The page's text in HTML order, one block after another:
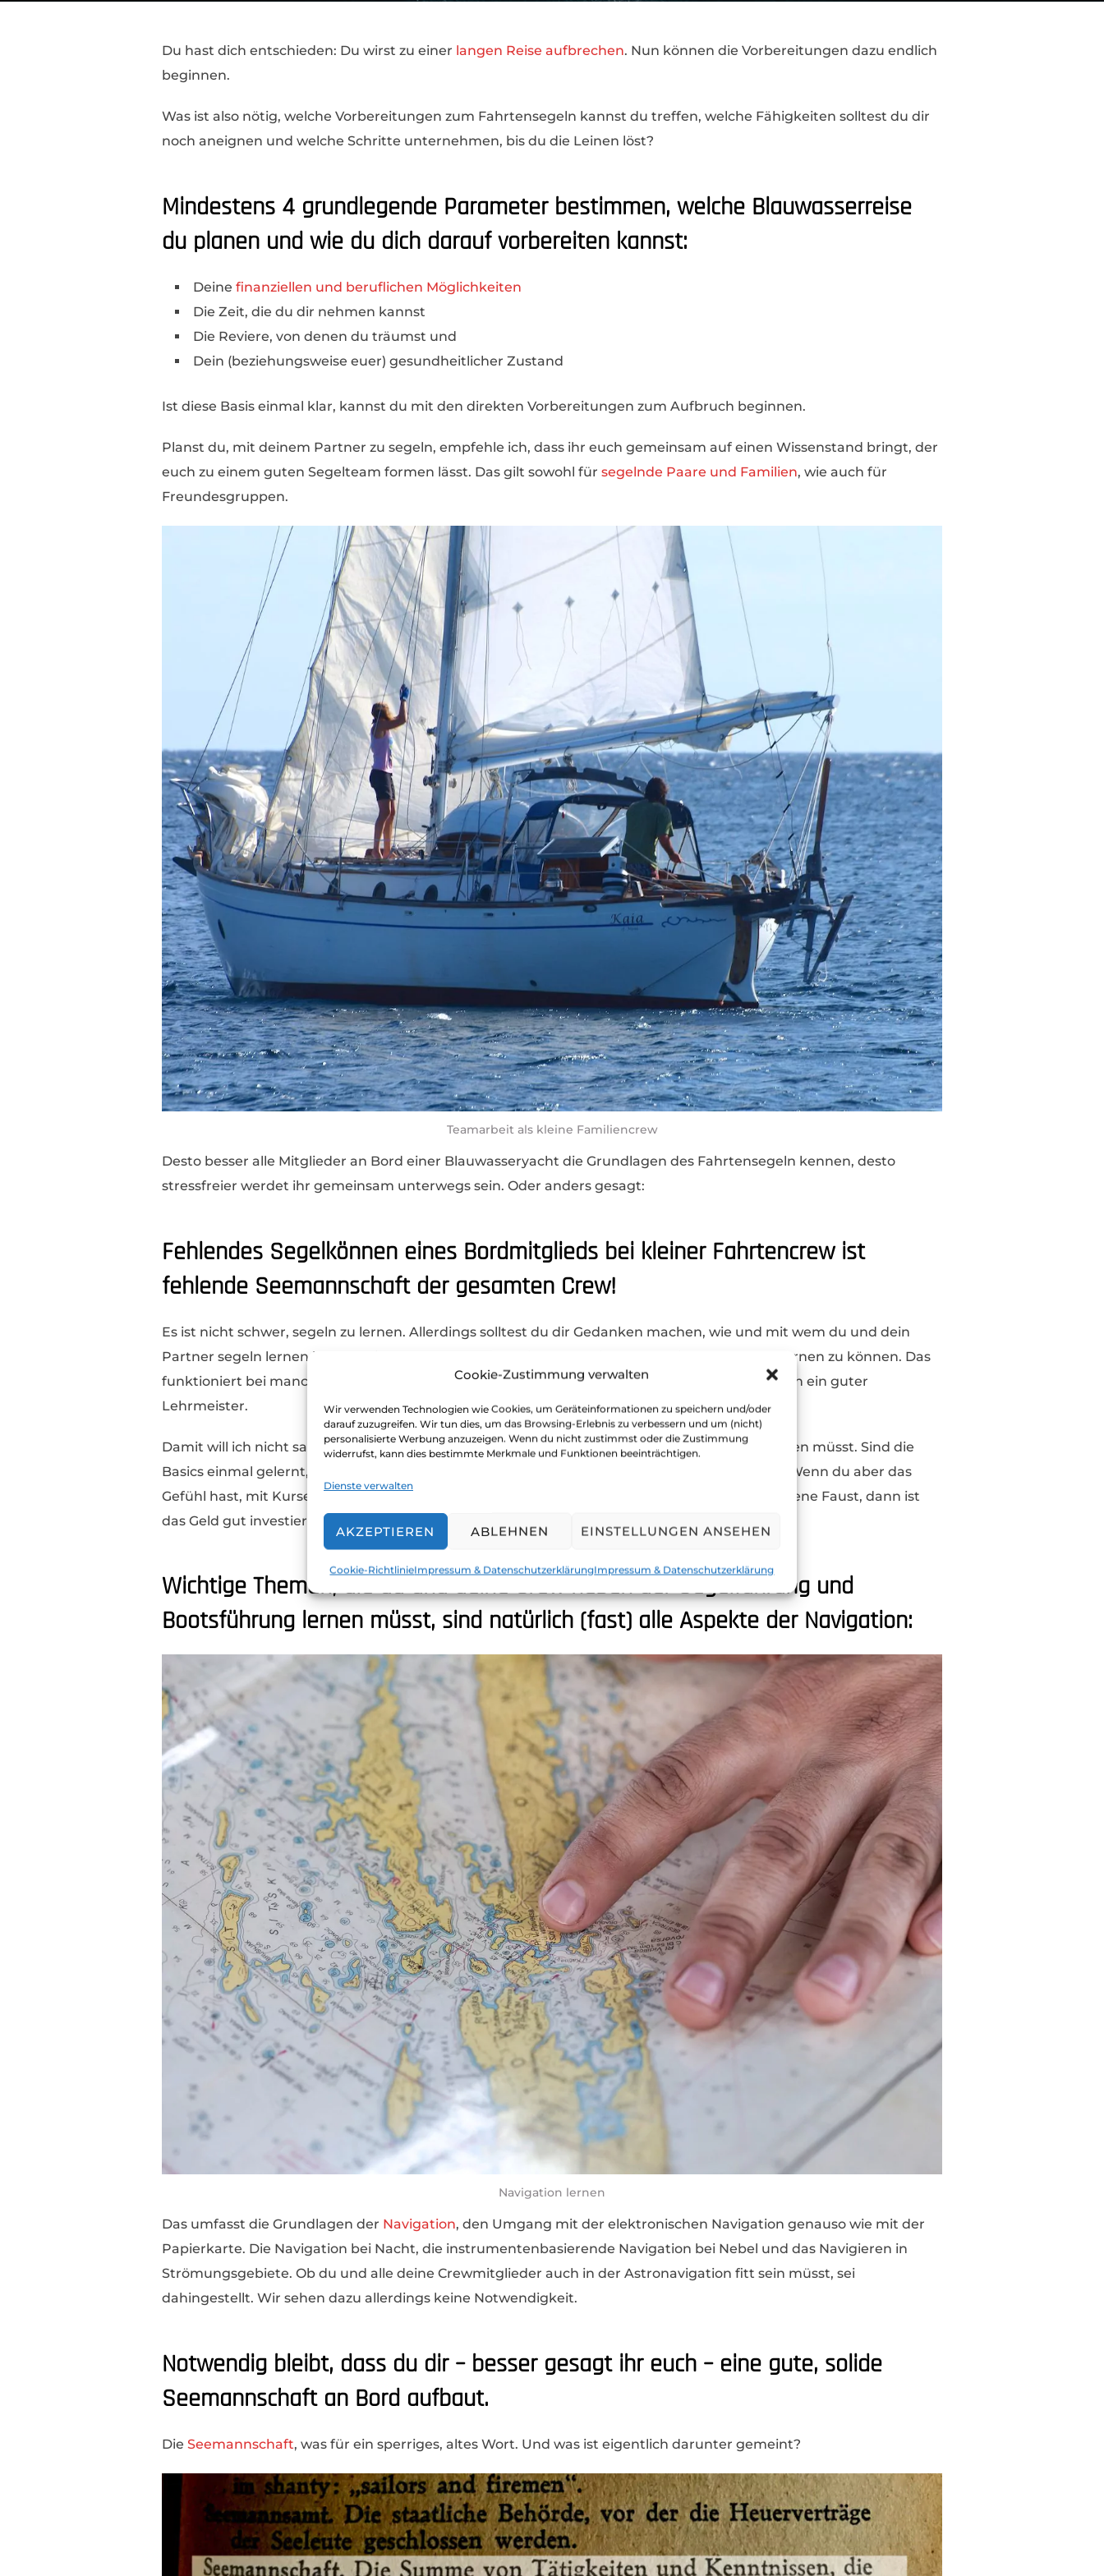
Cookie-Zustimmung verwalten
Wir verwenden Technologien wie Cookies, um Geräteinformationen zu speichern und/oder
darauf zuzugreifen. Wir tun dies, um das Browsing-Erlebnis zu verbessern und um (nicht)
personalisierte Werbung anzuzeigen. Wenn du nicht zustimmst oder die Zustimmung
widerrufst, kann dies bestimmte Merkmale und Funktionen beeinträchtigen.
Dienste verwalten
AKZEPTIEREN ABLEHNEN EINSTELLUNGEN ANSEHEN
Cookie-RichtlinieImpressum & DatenschutzerklärungImpressum & Datenschutzerklärung
Du hast dich entschieden: Du wirst zu einer langen Reise aufbrechen. Nun können die Vorbereitungen dazu endlich
beginnen.
Was ist also nötig, welche Vorbereitungen zum Fahrtensegeln kannst du treffen, welche Fähigkeiten solltest du dir
noch aneignen und welche Schritte unternehmen, bis du die Leinen löst?
Mindestens 4 grundlegende Parameter bestimmen, welche Blauwasserreise
du planen und wie du dich darauf vorbereiten kannst:
Deine finanziellen und beruflichen Möglichkeiten
Die Zeit, die du dir nehmen kannst
Die Reviere, von denen du träumst und
Dein (beziehungsweise euer) gesundheitlicher Zustand
Ist diese Basis einmal klar, kannst du mit den direkten Vorbereitungen zum Aufbruch beginnen.
Planst du, mit deinem Partner zu segeln, empfehle ich, dass ihr euch gemeinsam auf einen Wissenstand bringt, der
euch zu einem guten Segelteam formen lässt. Das gilt sowohl für segelnde Paare und Familien, wie auch für
Freundesgruppen.
Teamarbeit als kleine Familiencrew
Desto besser alle Mitglieder an Bord einer Blauwasseryacht die Grundlagen des Fahrtensegeln kennen, desto
stressfreier werdet ihr gemeinsam unterwegs sein. Oder anders gesagt:
Fehlendes Segelkönnen eines Bordmitglieds bei kleiner Fahrtencrew ist
fehlende Seemannschaft der gesamten Crew!
Es ist nicht schwer, segeln zu lernen. Allerdings solltest du dir Gedanken machen, wie und mit wem du und dein
Partner segeln lernen kannst. Viele Blauwasserpaare sind der Meinung, voneinander segeln lernen zu können. Das
funktioniert bei manche, aber bei weitem nicht bei jedem Paar. Nicht jeder gute Segler ist auch ein guter
Lehrmeister.
Damit will ich nicht sagen, dass ihr tausende Euro in eure gemeinsame Segelausbildung stecken müsst. Sind die
Basics einmal gelernt, lässt sich vieles auch im Eigenstudium intensivieren und herausfinden. Wenn du aber das
Gefühl hast, mit Kursen und Scheinen weiter zu kommen als mit Büchern und Fahrten auf eigene Faust, dann ist
das Geld gut investiert.
Wichtige Themen, die du und deine Crew neben der Segelführung und
Bootsführung lernen müsst, sind natürlich (fast) alle Aspekte der Navigation:
Navigation lernen
Das umfasst die Grundlagen der Navigation, den Umgang mit der elektronischen Navigation genauso wie mit der
Papierkarte. Die Navigation bei Nacht, die instrumentenbasierende Navigation bei Nebel und das Navigieren in
Strömungsgebiete. Ob du und alle deine Crewmitglieder auch in der Astronavigation fitt sein müsst, sei
dahingestellt. Wir sehen dazu allerdings keine Notwendigkeit.
Notwendig bleibt, dass du dir – besser gesagt ihr euch – eine gute, solide
Seemannschaft an Bord aufbaut.
Die Seemannschaft, was für ein sperriges, altes Wort. Und was ist eigentlich darunter gemeint?